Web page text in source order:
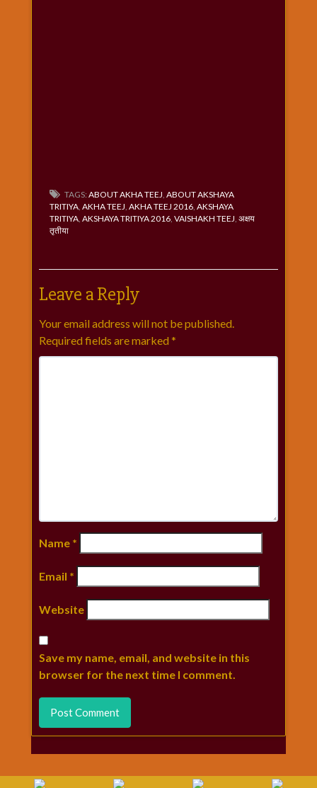
TAGS: ABOUT AKHA TEEJ ABOUT AKSHAYA
TRITIYA AKHA TEEJ AKHA TEEJ 2016 AKSHAYA
TRITIYA AKSHAYA TRITIYA 2016 VAISHAKH TEEJ अक्षय
तृतीया
Leave a Reply
Your email address will not be published.
Required fields are marked *
Name *
Email *
Website
Save my name, email, and website in this
browser for the next time I comment.